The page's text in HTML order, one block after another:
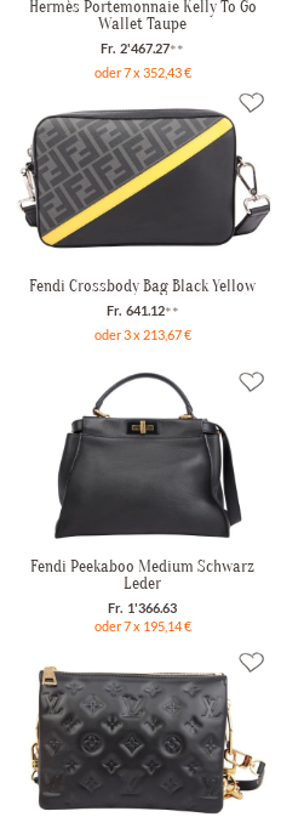
Hermès Portemonnaie Kelly To Go
Wallet Taupe
oder 7 x 352,43 €
Fr. 2'467.27**
Fendi Crossbody Bag Black Yellow
oder 3 x 213,67 €
Fr. 641.12**
Fendi Peekaboo Medium Schwarz
Leder
oder 7 x 195,14 €
Fr. 1'366.63